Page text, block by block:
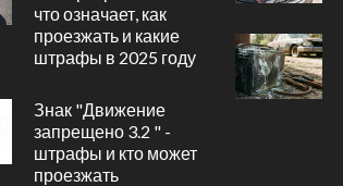
что означает, как
проезжать и какие
штрафы в 2025 году
Знак "Движение
запрещено 3.2 " -
штрафы и кто может
проезжать